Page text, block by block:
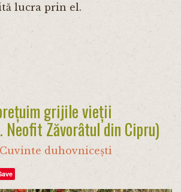
lucra prin el.
grijile vieții
Zăvorâtul din Cipru)
Cuvinte duhovnicești